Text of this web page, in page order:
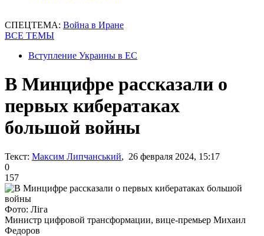
СПЕЦТЕМА: Война в Иране
ВСЕ ТЕМЫ
Вступление Украины в ЕС
В Минцифре рассказали о
первых кибератаках
большой войны
Текст: Максим Липчанський, 26 февраля 2024, 15:17
0
157
Фото: Ліга
Министр цифровой трансформации, вице-премьер Михаил
Федоров